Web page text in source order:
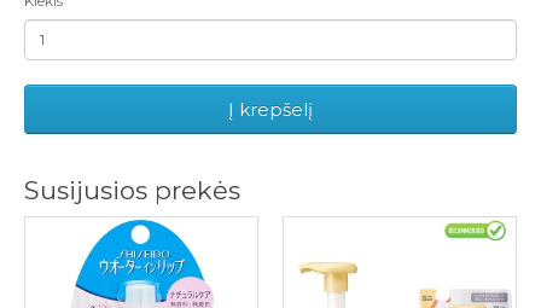
Į krepšelį
Susijusios prekės